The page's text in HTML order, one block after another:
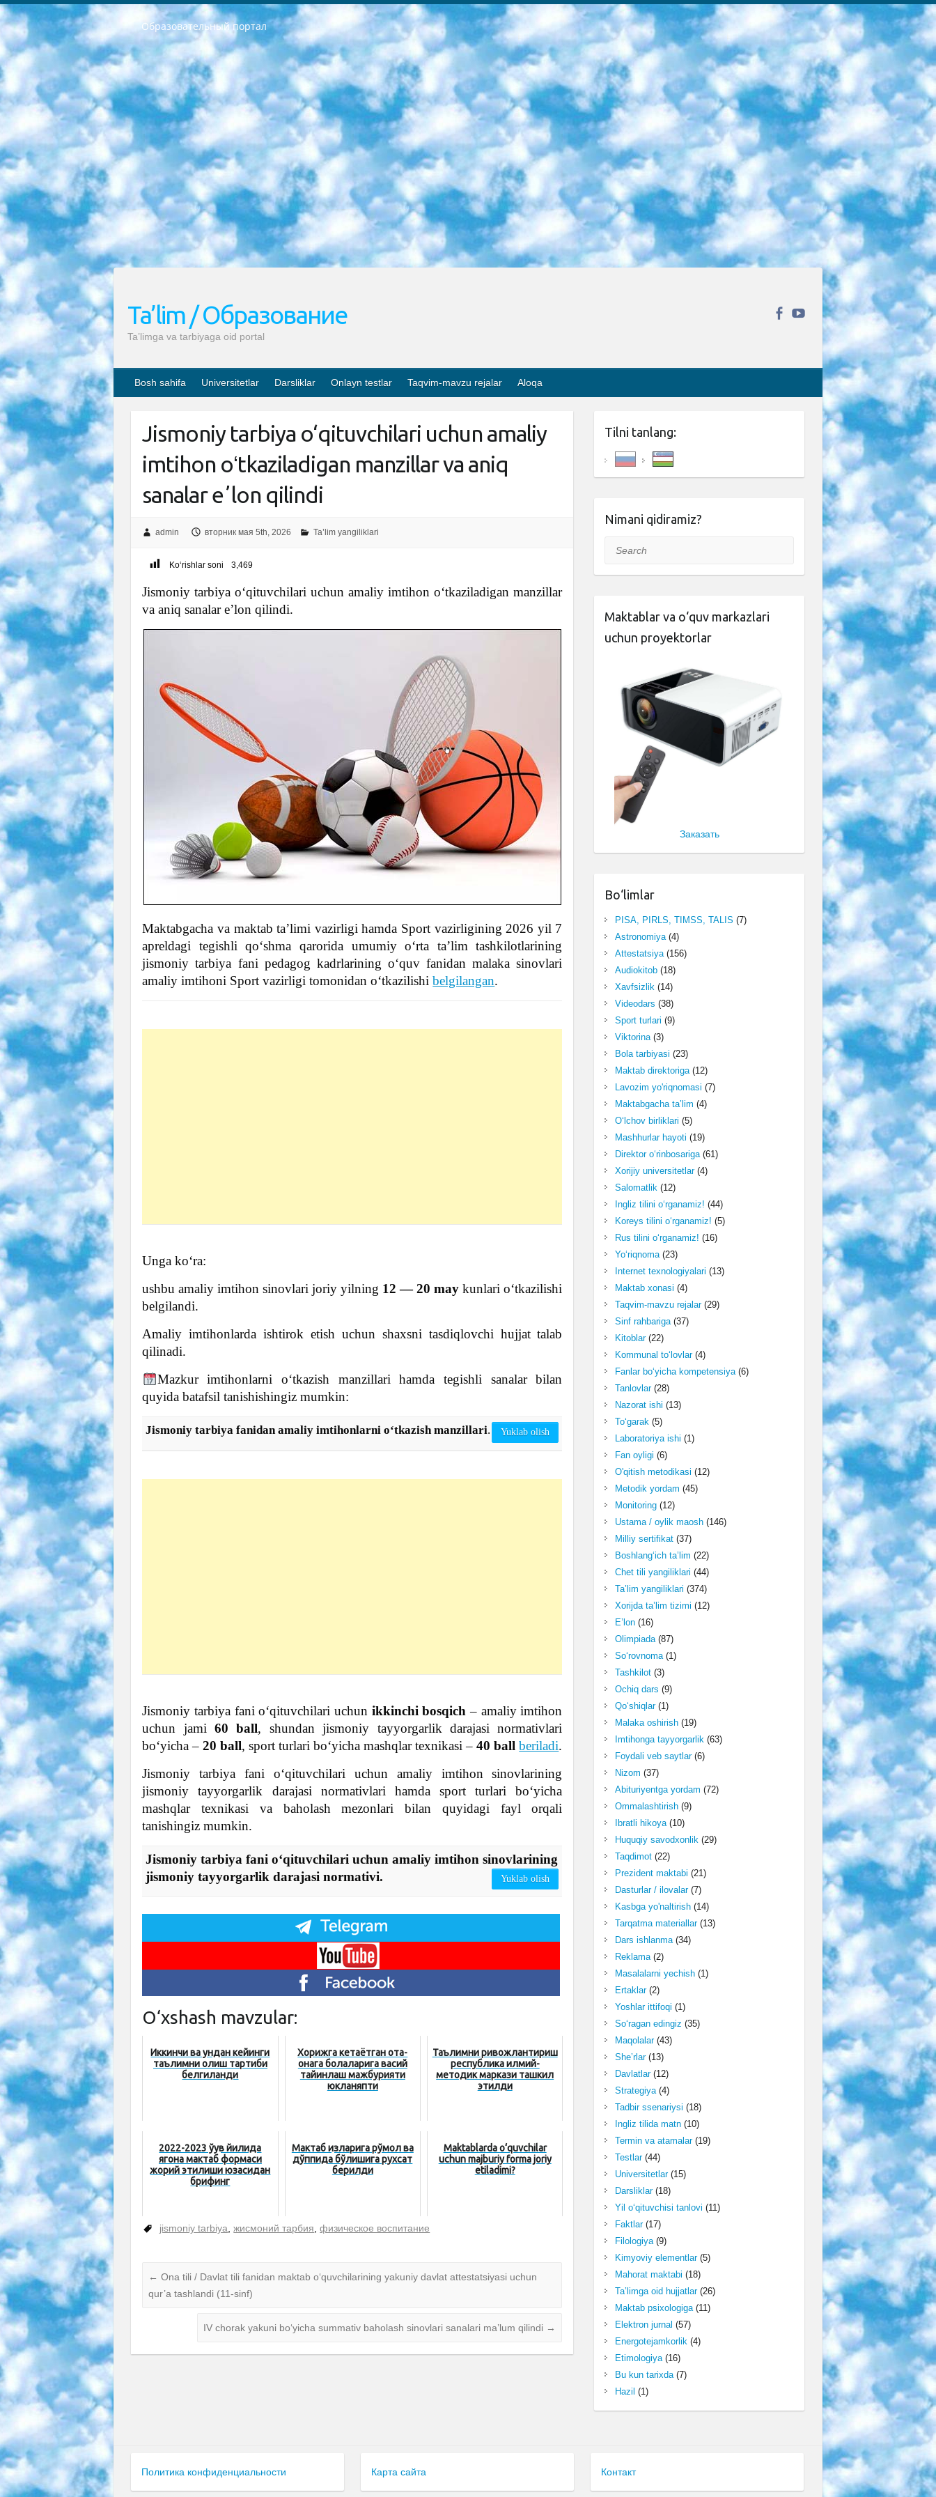
Образовательный портал
РЕСПУБЛИКА УЗБЕКИСТАН МИНИСТРЕРСТВО ДОШКОЛЬНОГО И ШКОЛЬНОГО ОБРАЗОВАНИЯ КОМАНДА в общеобразовательных учреждениях в 2023-2024 учебном году организация и проведение итоговой государственной аттестации обучающихся о Министра дошкольного и школьного образования Республики Узбекистан от 4 марта 2008 года (постановлением Минюста от 20 марта 2008 года № 1778 государственной регистрации) «Итоговое состояние учащихся общего среднего образования на основании положения об утверждении положения об аттестации общего среднего образования выпускной экзамен студентов в образовательных учреждениях в 2023-2024 учебном году В целях организации и прохождения аттестации приказываю: 1. Следующее: перечень предметов, по которым будет проводиться итоговая государственная аттестация и экзамен формы перевода согласно приложению 1; сертификаты международного образца, оценивающие уровень владения иностранными языками перечень согласно приложению 2; 2. Педагогический при специализированных образовательных учреждениях. научно-практический центр квалификации и международной оценки (Д.Давидова) 2024 г. До 25 марта: задания по предметам, по которым будет проводиться итоговая аттестация разработка и утверждение технических условий; итоговая аттестация на основании разработанного предметного задания разработка вопросов по предметам (устно и письменно), экзамен передача; общеобразовательные средние школы и специальные учебные заведения учащиеся выпускных классов школ и интернатов в агентской системе подготовка базы данных экзаменационных материалов и критериев оценки; перевод базы экзаменационных материалов на все языки обучения подать в Республиканский образовательный центр для изготовления; варианты экзаменов на основе разработанных контрольных материалов пусть будут поставлены задачи формирования. 3. Республиканский образовательный центр (Ш.Худайкулов) до 5 апреля 2024 года. до: база данных предоставленных экзаменационных материалов на все языки обучения перевод и экспертиза; для слепых, слабовидящих, глухих, слабослышащих и умственно отсталых детей учащиеся выпускных классов специализированных школ и школ-интернатов база данных экзаменационных материалов на всех преподаваемых языках подготовка критериев оценки; специализированные школы для умственно отсталых детей и технологии для учащихся выпускных классов школ-интернатов разработка соответствующих рекомендаций и критериев проведения ЕГЭ по естествознанию давать задания. 4. Педагогический при специализированных образовательных учреждениях. Научно-практический центр навыков и международной оценки (Д.Давидова), Республика образовательный центр (Худайкулов Ш.) итоговый государственный аттестационный экзамен ориентирован на творческое и логическое мышление при подготовке базы материалов учитывать введение заданий. 5. Следует отметить, что: сертификат государственного образца о знании общеобразовательного предмета и как минимум национальный уровень B1 по предметам на иностранных языках, указанным в Приложении 2. или международно признанный сертификат эквивалентного уровня студенты, изучающие определенный предмет, освобождаются от экзамена; по соответствующим предметам запланирована итоговая государственная аттестация за день до дня, путем жеребьевки Рабочей группой (в письменной форме по предметам, проводимым в форме) из числа сформированных вариантов выбрано 2 варианта; 2 выбранных варианта экзамена анонсированы на официальном сайте министерства и все выпускники по всей стране на основе этих вариантов проводит итоговую государственную аттестацию. 6. Государственное образование учащихся средних общеобразовательных учреждений. знания в соответствии с квалификационными требованиями, которые необходимо приобрести на основании стандартов итоговый (выпускной) контроль для 9 и 11 классов в целях тестирования Экзамены (далее – экзамены) состоят из предметов, перечисленных в приложении 1. будет сделано. 7. Экзамены пройдут с 26 мая по 15 июня 2024 г. (кроме науки физического воспитания). 8. Физическая для учащихся 9 классов общесредних образовательных учреждений. Экзамены по предмету «Образование, квалификация медицина» 1-6 мая 2024 года. сотрудники перевести под присмотр (с отклонениями в физическом или умственном развитии) специализированная школа для детей, школы-интернаты и со сколиозом школы-интернаты санаторного типа для больных детей исключены). 9. Он был слепым, слабовидящим и имел нарушения опорно-двигательного аппарата. экзамены в специализированных школах и интернатах для детей должны проводиться исходя из требований, предъявляемых к общеобразовательным учреждениям (физкультура кроме науки). 10. Специализированная школа для глухих и слабослышащих детей. и экзамены в интернатах и быть реализован в виде письменного теста по математике. 11. Специальность для умственно отсталых детей. Для 9 класса Родной язык и литературное письмо Государственный язык (язык обучения – узбекский). для неклассов) написано Математическое письмо Письменная/устная история Узбекистана Физическое воспитание практично Итоговый контроль Для 11 класса Написание родного языка и литературы (эссе) Математическое письмо Узбекский язык (обучение на узбекском языке) не посещающее общее среднее образование для учреждений)/Образовательное учреждение выбор письменный и устный Иностранный язык письменный/устный Письменная/устная история Узбекистана *По выбору студента:  Химия  Физика  Основы государственного права  География 10 бесплатных образовательных ресурсов - Мы составили подборку онлайн-проектов с интерактивными упражнениями, видеолекциями и статьями. Они помогут вам обрести новые и освежить старые знания бесплатно. 1. «ИНТУИТ» Старейшая образовательная площадка Рунета. Здесь вы найдёте сотни текстовых и видеокурсов на десятки различных тем — от программирования до психологии. Многие курсы подготовлены российскими университетами и крупными международными компаниями вроде Intel и Microsoft. Самостоятельное обучение бесплатное, но желающие могут оплатить услуги персональных наставников. 2. «Смартия» знакомит с актуальными профессиями и подсказывает, как им обучаться. Выбрав заинтересовавшую вас специальность — SMM-специалист, фотограф, веб-дизайнер или другую, — увидите список необходимых для неё умений. Чтобы вы могли освоить их самостоятельно, для каждого умения площадка отображает подборку ссылок на учебные материалы. Хотя «Смартия» ориентируется на русскоязычную аудиторию, часть контента всё же доступна только на английском. 3. «Лекторий Физтеха» Проект Московского физико-технического института (Физтеха). С его помощью вы можете смотреть онлайн серии лекций, записанные на видео в этом вузе. В числе доступных предметов — физика, биология, химия, информационные технологии и другие. К некоторым лекциям администрация ресурса прилагает готовые конспекты, которые можно скачивать в PDF-формате. 4. ITMOcourses Онлайн-площадка Санкт-Петербургского национального исследовательского университета информационных технологий, механики и оптики (ИТМО). Ресурс предоставляет свободный доступ к курсам, разработанным в этом вузе. Каталог материалов разбит на четыре категории: «Оптические системы и технологии», «Приборостроение и робототехника», «Информационные технологии» и «Биотехнологии». Курсы состоят из видеолекций, интерактивных демонстраций и заданий. 5. «КиберЛенинка» Электронная научная библиотека открытого доступа. Каталог площадки регулярно обрастает текстами статей из различных научных изданий. Сгруппированные по журналам и рубрикам публикации можно читать онлайн или скачивать целиком в PDF-формате. Проект нацелен на популяризацию науки за счёт открытого доступа к качественной информации. 6. «ПостНаука» На этом ресурсе публикуют подборки видеолекций, составленные экспертами из разных отраслей и объединённые общими темами. Среди них, к примеру, есть серии «Биоинформатика и геномика», «Культура средневековой Скандинавии» и Cinema Studies о теории кино. Каждая подборка лекций — логически связанная история, рассказанная экспертом от первого лица. Кроме того, на сайте появляются научно-образовательные статьи и тесты на разные темы. 7. «Newочём» Команда проекта «Newочём» отбирает самые интересные тексты из англоязычных СМИ и переводит те из них, за которые голосуют участники сообщества «ВКонтакте». По большей части это научно-популярные статьи. Редакторы придумывают лишь заголовки, в остальном содержание переводов соответствует оригиналам. Полные тексты можно читать прямо в социальной сети. 8. InternetUrok Онлайн-база материалов по основным дисциплинам школьной программы. Информация на сайте структурирована по классам, предметам и темам (урокам). Каждый урок состоит из видеолекций и конспектов. Есть также интерактивные тренажёры и тесты для закрепления пройденного материала. Даже если вы давно окончили школу, возможность повторить программу старших классов всегда может пригодиться. 9. Edutainme Ещё один ресурс об образовании. В отличие от Newtonew, как мне кажется, Edutainme больше ориентируется на представителей индустрии: педагогов, предпринимателей, разработчиков образовательных проектов. Но и любой, кто просто стремится к саморазвитию, найдёт на сайте много полезного и интересного для себя. Например, информацию о новых курсах и образовательных сервисах. 10. Newtonew Онлайн-медиа об образовании и обучении в широком смысле. Авторы Newtonew пишут об инструментах, заведениях, тактиках и стратегиях, которые помогают учить других и получать новые знания самостоятельно. На этой площадке вы найдёте новости, обзоры, аналитические мат
Ta’lim / Образование
Ta’limga va tarbiyaga oid portal
Bosh sahifa Universitetlar Darsliklar Onlayn testlar Taqvim-mavzu rejalar Aloqa
Jismoniy tarbiya o‘qituvchilari uchun amaliy
imtihon oʻtkaziladigan manzillar va aniq
sanalar eʼlon qilindi
admin вторник мая 5th, 2026 Ta’lim yangiliklari
Ko‘rishlar soni 3,469
Jismoniy tarbiya o‘qituvchilari uchun amaliy imtihon oʻtkaziladigan manzillar
va aniq sanalar eʼlon qilindi.
Maktabgacha va maktab ta’limi vazirligi hamda Sport vazirligining 2026 yil 7
apreldagi tegishli qo‘shma qarorida umumiy o‘rta ta’lim tashkilotlarining
jismoniy tarbiya fani pedagog kadrlarining o‘quv fanidan malaka sinovlari
amaliy imtihoni Sport vazirligi tomonidan o‘tkazilishibelgilangan.
Unga ko‘ra:
ushbu amaliy imtihon sinovlari joriy yilning 12 — 20 may kunlari o‘tkazilishi
belgilandi.
Amaliy imtihonlarda ishtirok etish uchun shaxsni tasdiqlovchi hujjat talab
qilinadi.
Mazkur imtihonlarni o‘tkazish manzillari hamda tegishli sanalar bilan
quyida batafsil tanishishingiz mumkin:
Jismoniy tarbiya fanidan amaliy imtihonlarni oʻtkazish manzillari. Yuklab olish
Jismoniy tarbiya fani oʻqituvchilari uchun ikkinchi bosqich – amaliy imtihon
uchun jami60 ball, shundan jismoniy tayyorgarlik darajasi normativlari
boʻyicha –20 ball, sport turlari boʻyicha mashqlar texnikasi –40 ball beriladi.
Jismoniy tarbiya fani oʻqituvchilari uchun amaliy imtihon sinovlarining
jismoniy tayyorgarlik darajasi normativlari hamda sport turlari boʻyicha
mashqlar texnikasi va baholash mezonlari bilan quyidagi fayl orqali
tanishingiz mumkin.
Jismoniy tarbiya fani oʻqituvchilari uchun amaliy imtihon sinovlarining
jismoniy tayyorgarlik darajasi normativi.
Yuklab olish
O‘xshash mavzular:
Иккинчи ва ундан кейинги
таълимни олиш тартиби
белгиланди
Хорижга кетаётган ота-
онага болаларига васий
тайинлаш мажбурияти
юкланяпти
Таълимни ривожлантириш
республика илмий-
методик маркази ташкил
этилди
2022-2023 ўқув йилида
ягона мактаб формаси
жорий этилиши юзасидан
брифинг
Мактаб қизларига рўмол ва
дўппида бўлишига рухсат
берилди
Maktablarda o‘quvchilar
uchun majburiy forma joriy
etiladimi?
jismoniy tarbiya,жисмоний тарбия,физическое воспитание
← Ona tili / Davlat tili fanidan maktab o‘quvchilarining yakuniy davlat attestatsiyasi uchun
qur’a tashlandi (11-sinf)
IV chorak yakuni bo‘yicha summativ baholash sinovlari sanalari ma’lum qilindi →
Tilni tanlang:
Nimani qidiramiz?
Search
Maktablar va o‘quv markazlari
uchun proyektorlar
Заказать
Bo‘limlar
PISA, PIRLS, TIMSS, TALIS (7)
Astronomiya(4)
Attestatsiya(156)
Audiokitob(18)
Xavfsizlik(14)
Videodars (38)
Sport turlari (9)
Viktorina(3)
Bola tarbiyasi (23)
Maktab direktoriga(12)
Lavozim yo'riqnomasi (7)
Maktabgacha ta’lim (4)
O‘lchov birliklari (5)
Mashhurlar hayoti (19)
Direktor o‘rinbosariga(61)
Xorijiy universitetlar(4)
Salomatlik(12)
Ingliz tilini o‘rganamiz! (44)
Koreys tilini o‘rganamiz! (5)
Rus tilini o‘rganamiz! (16)
Yo‘riqnoma(23)
Internet texnologiyalari (13)
Maktab xonasi (4)
Taqvim-mavzu rejalar(29)
Sinf rahbariga(37)
Kitoblar(22)
Kommunal to‘lovlar(4)
Fanlar bo‘yicha kompetensiya(6)
Tanlovlar(28)
Nazorat ishi (13)
To‘garak(5)
Laboratoriya ishi (1)
Fan oyligi (6)
O'qitish metodikasi (12)
Metodik yordam (45)
Monitoring(12)
Ustama / oylik maosh(146)
Milliy sertifikat(37)
Boshlang‘ich ta’lim (22)
Chet tili yangiliklari (44)
Ta’lim yangiliklari (374)
Xorijda ta’lim tizimi (12)
E’lon(16)
Olimpiada(87)
So‘rovnoma(1)
Tashkilot(3)
Ochiq dars (9)
Qo‘shiqlar(1)
Malaka oshirish(19)
Imtihonga tayyorgarlik(63)
Foydali veb saytlar(6)
Nizom (37)
Abituriyentga yordam (72)
Ommalashtirish(9)
Ibratli hikoya(10)
Huquqiy savodxonlik(29)
Taqdimot(22)
Prezident maktabi (21)
Dasturlar / ilovalar(7)
Kasbga yo'naltirish(14)
Tarqatma materiallar(13)
Dars ishlanma(34)
Reklama(2)
Masalalarni yechish(1)
Ertaklar(2)
Yoshlar ittifoqi (1)
So‘ragan edingiz (35)
Maqolalar(43)
She’rlar(13)
Davlatlar(12)
Strategiya(4)
Tadbir ssenariysi (18)
Ingliz tilida matn(10)
Termin va atamalar(19)
Testlar(44)
Universitetlar(15)
Darsliklar(18)
Yil o‘qituvchisi tanlovi (11)
Faktlar(17)
Filologiya(9)
Kimyoviy elementlar(5)
Mahorat maktabi (18)
Ta’limga oid hujjatlar(26)
Maktab psixologiga(11)
Elektron jurnal (57)
Energotejamkorlik(4)
Etimologiya(16)
Bu kun tarixda(7)
Hazil (1)
Политика конфиденциальности Карта сайта Контакт